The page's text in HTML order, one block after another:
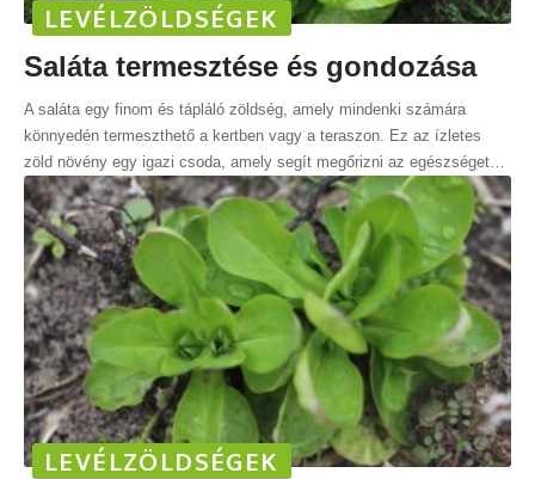
LEVÉLZÖLDSÉGEK
Saláta termesztése és gondozása
A saláta egy finom és tápláló zöldség, amely mindenki számára
könnyedén termeszthető a kertben vagy a teraszon. Ez az ízletes
zöld növény egy igazi csoda, amely segít megőrizni az egészséget
LEVÉLZÖLDSÉGEK